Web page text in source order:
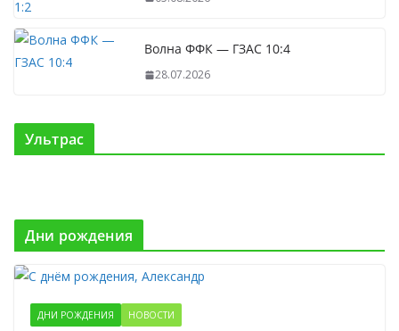
Волна ФФК — ГЗАС 10:4
28.07.2026
Ультрас
Дни рождения
ДНИ РОЖДЕНИЯ НОВОСТИ